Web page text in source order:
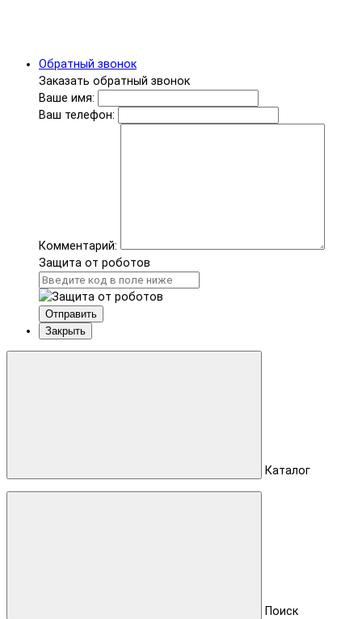
Обратный звонок
Заказать обратный звонок
Ваше имя:
Ваш телефон:
Комментарий:
Защита от роботов
Отправить
Закрыть
Каталог
Поиск